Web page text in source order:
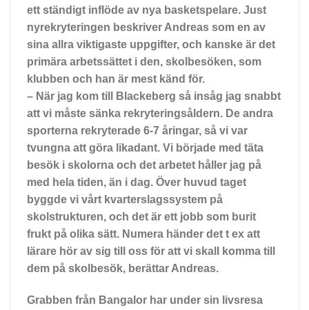
ett ständigt inflöde av nya basketspelare. Just
nyrekryteringen beskriver Andreas som en av
sina allra viktigaste uppgifter, och kanske är det
primära arbetssättet i den, skolbesöken, som
klubben och han är mest känd för.
– När jag kom till Blackeberg så insåg jag snabbt
att vi måste sänka rekryteringsåldern. De andra
sporterna rekryterade 6-7 åringar, så vi var
tvungna att göra likadant. Vi började med täta
besök i skolorna och det arbetet håller jag på
med hela tiden, än i dag. Över huvud taget
byggde vi vårt kvarterslagssystem på
skolstrukturen, och det är ett jobb som burit
frukt på olika sätt. Numera händer det t ex att
lärare hör av sig till oss för att vi skall komma till
dem på skolbesök, berättar Andreas.
Grabben från Bangalor har under sin livsresa